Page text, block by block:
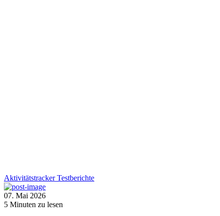
AktivitätstrackerTestberichte
07. Mai 2026
5 Minuten zu lesen